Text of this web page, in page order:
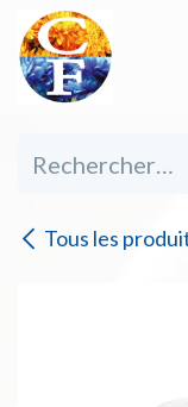
Se rendre au
Tous les